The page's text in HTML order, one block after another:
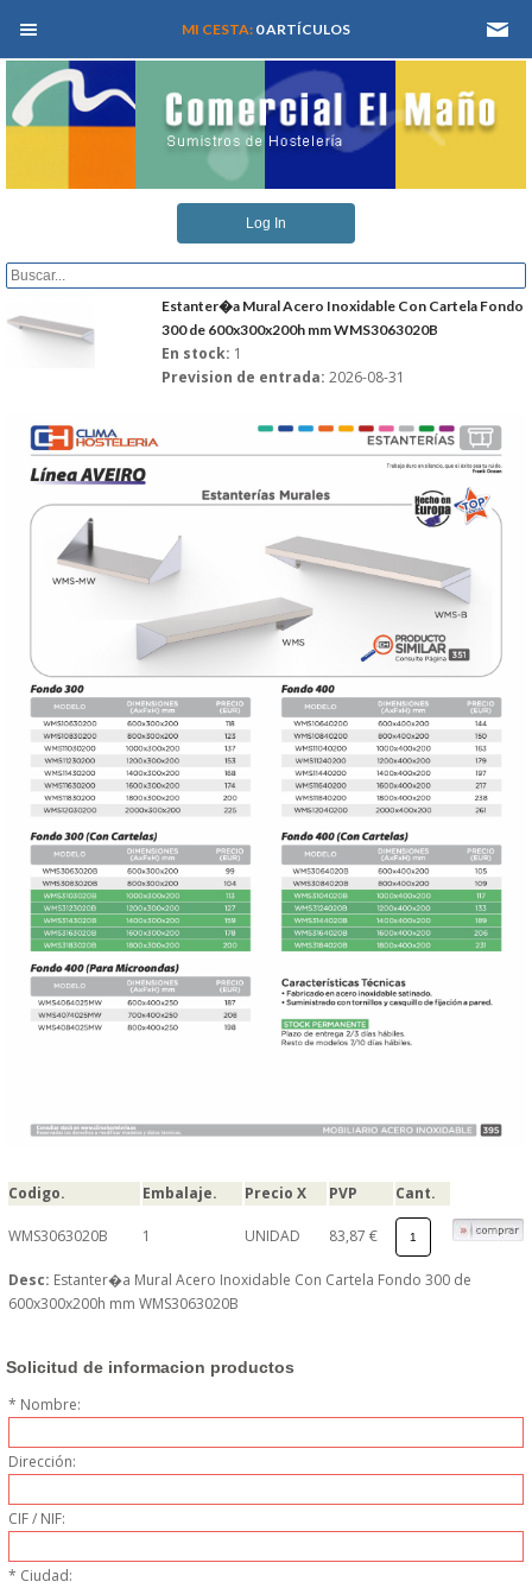
MEN� PRINCIPAL
QUIENES SOMOS
REFORMAS Y PROYECTOS
SERVICIO TECNICO
DONDE ESTAMOS
PRODUCTOS EN OFERTAS
ALMACEN Y TRANSPORTE
COMPLEMENTOS DE BA�O
COMPLEMENTOS DE MESA
CRISTALERIA
CUBIERTOS
ELECTRODOM�STICOS
HIGIENE Y PROTECCION
MAQUINARIA CALIENTE
MAQUINARIA DE LIMPIEZA
MENAJE DE COCINA
MI CESTA: 0 ARTÍCULOS
Log In
Estanter�a Mural Acero Inoxidable Con Cartela Fondo
300 de 600x300x200h mm WMS3063020B
En stock: 1
Prevision de entrada: 2026-08-31
Codigo. Embalaje. Precio X PVP Cant.
WMS3063020B 1 UNIDAD 83,87 €
Desc: Estanter�a Mural Acero Inoxidable Con Cartela Fondo 300 de
600x300x200h mm WMS3063020B
Solicitud de informacion productos
* Nombre:
Dirección:
CIF / NIF:
* Ciudad: